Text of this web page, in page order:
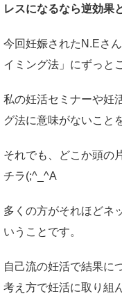
レスになるなら逆効果
今回妊娠されたN.Eさ
イミング法」にずっと
私の妊活セミナーや妊
グ法に意味がないこと
それでも、どこか頭の
チラ(;^_^A
多くの方がそれほどネ
いうことです。
自己流の妊活で結果に
考え方で妊活に取り組